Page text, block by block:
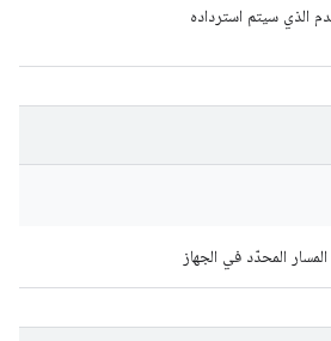
الذي سيتم استرداده
المحدّد في الجهاز